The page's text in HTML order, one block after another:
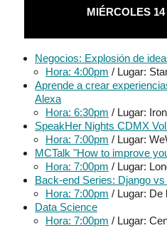
MIÉRCOLES
Negocios: Explosión de
Hora: 4:00pm / Lugar:
Aprende a crear
Alexa
Hora: 6:30pm / Lugar:
SpeakHer Nights CDMX
Hora: 7:00pm / Lugar:
MCTalk "How to improve
Hora: 7:00pm / Lugar:
Back-end Series: Django vs
Hora: 7:00pm / Lugar: De
Data Science
Hora: 7:00pm / Lugar: